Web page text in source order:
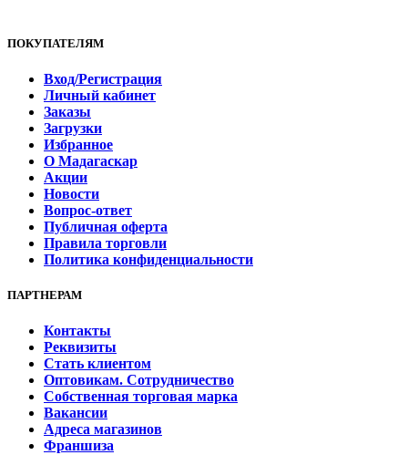
ПОКУПАТЕЛЯМ
Вход/Регистрация
Личный кабинет
Заказы
Загрузки
Избранное
О Мадагаскар
Акции
Новости
Вопрос-ответ
Публичная оферта
Правила торговли
Политика конфиденциальности
ПАРТНЕРАМ
Контакты
Реквизиты
Стать клиентом
Оптовикам. Сотрудничество
Собственная торговая марка
Вакансии
Адреса магазинов
Франшиза